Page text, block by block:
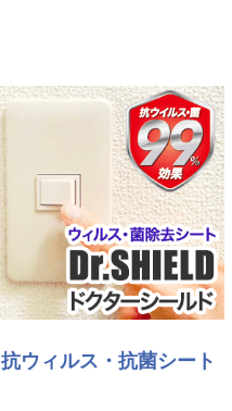
抗ウィルス・抗菌シート